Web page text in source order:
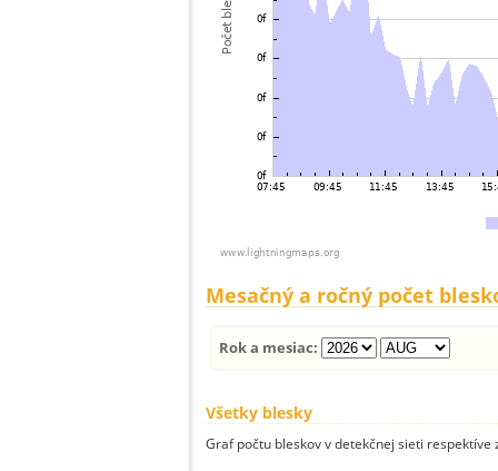
Mesačný a ročný počet
Rok a mesiac:
Všetky blesky
Graf počtu bleskov v detekčnej sieti respektíve